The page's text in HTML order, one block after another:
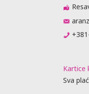
Kartice
Sva